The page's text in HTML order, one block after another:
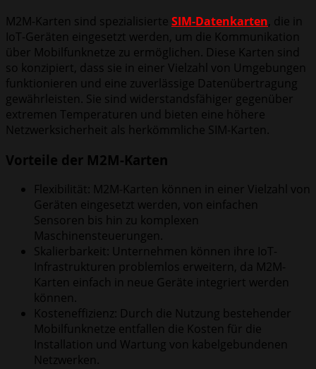
M2M-Karten sind spezialisierte SIM-Datenkarten, die in
IoT-Geräten eingesetzt werden, um die Kommunikation
über Mobilfunknetze zu ermöglichen. Diese Karten sind
so konzipiert, dass sie in einer Vielzahl von Umgebungen
funktionieren und eine zuverlässige Datenübertragung
gewährleisten. Sie sind widerstandsfähiger gegenüber
extremen Temperaturen und bieten eine höhere
Netzwerksicherheit als herkömmliche SIM-Karten.
Vorteile der M2M-Karten
Flexibilität: M2M-Karten können in einer Vielzahl von
Geräten eingesetzt werden, von einfachen
Sensoren bis hin zu komplexen
Maschinensteuerungen.
Skalierbarkeit: Unternehmen können ihre IoT-
Infrastrukturen problemlos erweitern, da M2M-
Karten einfach in neue Geräte integriert werden
können.
Kosteneffizienz: Durch die Nutzung bestehender
Mobilfunknetze entfallen die Kosten für die
Installation und Wartung von kabelgebundenen
Netzwerken.